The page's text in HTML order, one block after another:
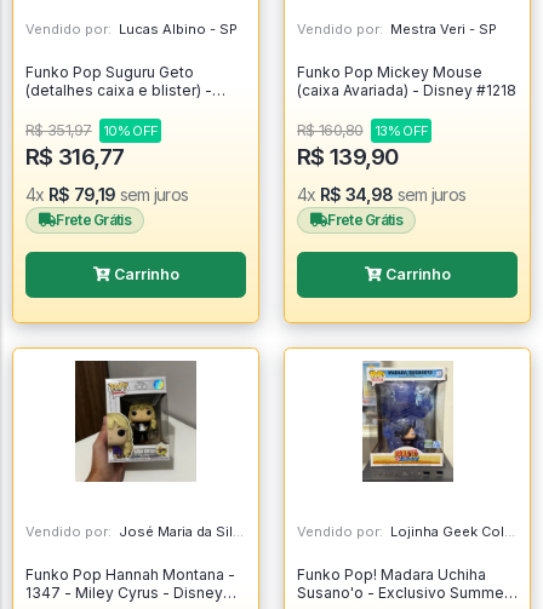
Vendido por: Lucas Albino - SP
Funko Pop Suguru Geto
(detalhes caixa e blister) -
R$ 351,97
10% OFF
R$ 316,77
4x R$ 79,19 sem juros
Frete Grátis
Carrinho
Vendido por: Mestra Veri - SP
Funko Pop Mickey Mouse
(caixa Avariada) - Disney #1218
R$ 160,80 13% OFF
R$ 139,90
4x R$ 34,98 sem juros
Frete Grátis
Carrinho
Vendido por: José Maria da Silva Junior - AL
Funko Pop Hannah Montana -
1347 - Miley Cyrus - Disney
Vendido por: Lojinha Geek Colecionáveis - DF
Funko Pop! Madara Uchiha
Susano'o - Exclusivo Summer